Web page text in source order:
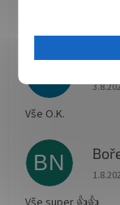
Vše O.K.
BN